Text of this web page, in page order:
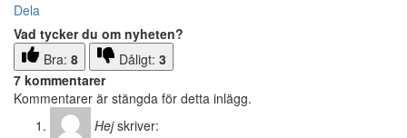
Dela
Vad tycker du om nyheten?
Bra: 8 Dåligt: 3
7 kommentarer
Kommentarer är stängda för detta inlägg.
Hej skriver: